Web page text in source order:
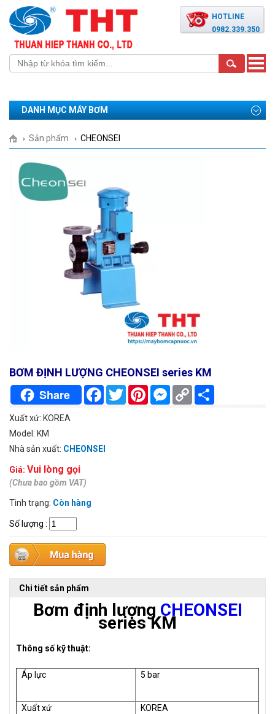
HOTLINE
0982.339.350
Toggle
DANH MỤC MÁY BƠM
Sản phẩm CHEONSEI
BƠM ĐỊNH LƯỢNG CHEONSEI series KM
Share FacebookTwitterPinterestMessenger
Copy
Link
Xuất xứ: KOREA
Model: KM
Nhà sản xuất: CHEONSEI
Giá: Vui lòng gọi
(Chưa bao gồm VAT)
Tình trạng: Còn hàng
Số lượng :
Chi tiết sản phẩm
Bơm định lượng CHEONSEI
series KM
Thông số kỹ thuật:
Áp lực 5 bar
Xuất xứ KOREA